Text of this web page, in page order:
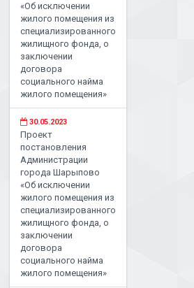
«Об исключении
жилого помещения из
специализированного
жилищного фонда, о
заключении
договора
социального найма
жилого помещения»
30.05.2023
Проект
постановления
Администрации
города Шарыпово
«Об исключении
жилого помещения из
специализированного
жилищного фонда, о
заключении
договора
социального найма
жилого помещения»